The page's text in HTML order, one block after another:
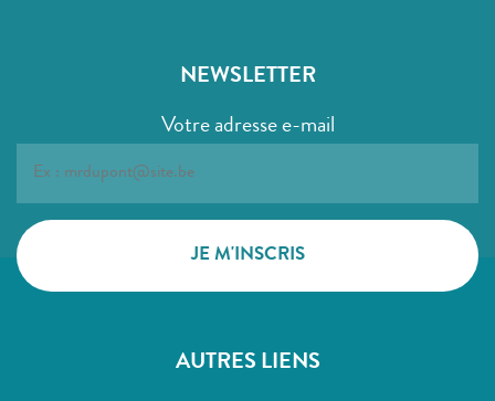
NEWSLETTER
Votre adresse e-mail
AUTRES LIENS